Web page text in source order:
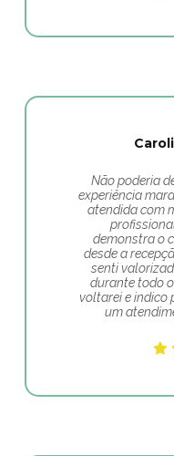
Não poderia
experiência
atendida com
demonstra o
desde a
senti
durante todo
voltarei e indico
um